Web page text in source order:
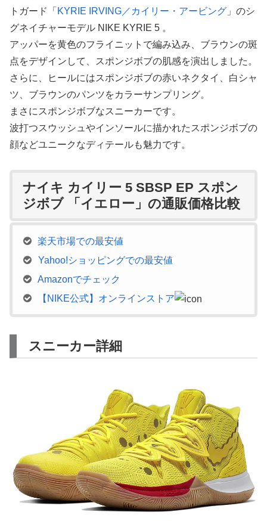
トガード「 KYRIE IRVING／カイリー・アービング 」のシ
グネイチャーモデル NIKE KYRIE 5 。
アッパーを黄色のフライニットで編み込み、ブラウンの斑
点をデザインして、スポンジボブの肌感を演出しました。
さらに、ヒールにはスポンジボブの赤いネクタイ、白シャ
ツ、ブラウンのパンツをカラーサンプリング。
まさにスポンジボブなスニーカーです。
波打つスウッシュやインソールに描かれたスポンジボブの
顔などユニークなディテールも魅力です。
ナイキ カイリー 5 SBSP EP スポン
ジボブ 「イエロー」の通販価格比較
楽天市場での最安値
Yahoo!ショッピングでの最安値
Amazonでチェック
【NIKE公式】オンラインストア
スニーカー詳細